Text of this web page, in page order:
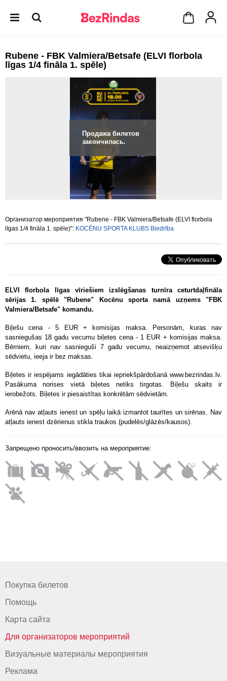
Rubene - FBK Valmiera/Betsafe (ELVI florbola
līgas 1/4 fināla 1. spēle)
Продажа билетов
закончилась.
Организатор мероприятия "Rubene - FBK Valmiera/Betsafe (ELVI florbola
līgas 1/4 fināla 1. spēle)": KOCĒNU SPORTA KLUBS Biedrība
ELVI florbola līgas vīriešiem izslēgšanas turnīra ceturtdaļfināla
sērijas 1. spēlē "Rubene" Kocēnu sporta namā uzņems "FBK
Valmiera/Betsafe" komandu.
Biļešu cena - 5 EUR + komisijas maksa. Personām, kuras nav
sasniegušas 18 gadu vecumu biļetes cena - 1 EUR + komisijas maksa.
Bērniem, kuri nav sasnieguši 7 gadu vecumu, neaizņemot atsevišķu
sēdvietu, ieeja ir bez maksas.
Biļetes ir iespējams iegādāties tikai iepriekšpārdošanā www.bezrindas.lv.
Pasākuma norises vietā biļetes netiks tirgotas. Biļešu skaits ir
ierobežots. Biļetes ir piesaistītas konkrētām sēdvietām.
Arēnā nav atļauts ienest un spēļu laikā izmantot taurītes un sirēnas. Nav
atļauts ienest dzērienus stikla traukos (pudelēs/glāzēs/kausos).
Запрещено проносить/ввозить на мероприятие:
Покупка билетов
Помощь
Карта сайта
Для организаторов мероприятий
Визуальные материалы мероприятия
Реклама